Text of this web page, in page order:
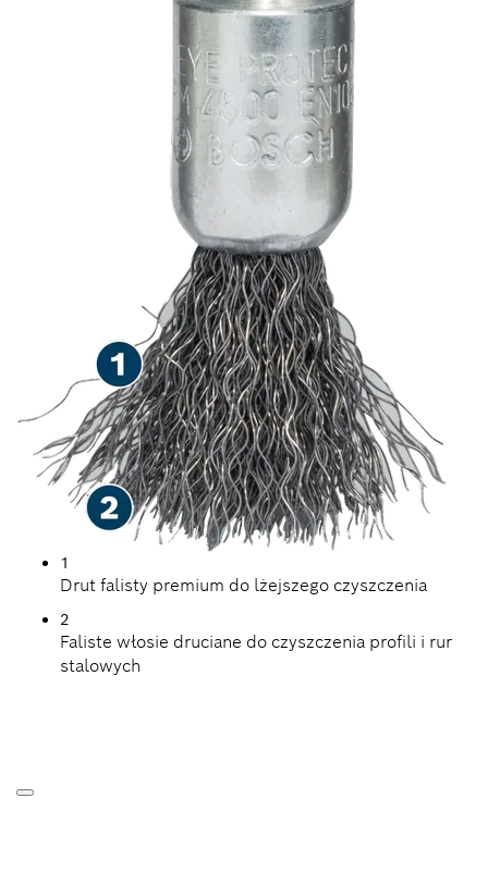
1
Drut falisty premium do lżejszego czyszczenia
2
Faliste włosie druciane do czyszczenia profili i rur
stalowych